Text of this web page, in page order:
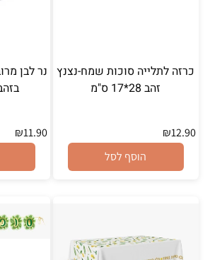
כרזה לתלייה סוכות שמח-נצנץ
זהב 28*17 ס"מ
₪12.90
הוסף לסל
נר לבן
בזהב כ-
₪11.90